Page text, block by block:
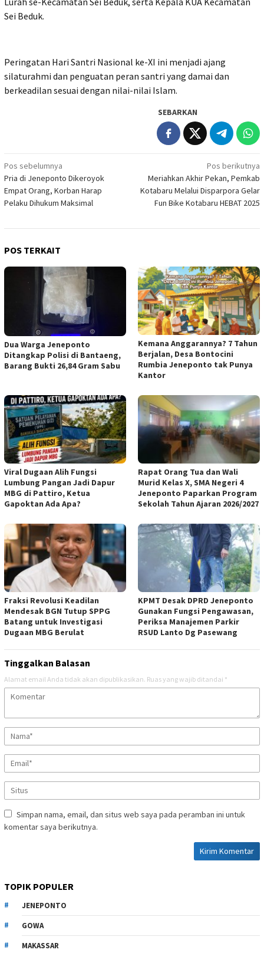
Sei Beduk.
Peringatan Hari Santri Nasional ke-XI ini menjadi ajang
silaturahmi dan penguatan peran santri yang damai dan
berkeadilan sesuai dengan nilai-nilai Islam.
SEBARKAN
Navigasi
pos
Pos sebelumnya
Pria di Jeneponto Dikeroyok
Empat Orang, Korban Harap
Pelaku Dihukum Maksimal
Pos berikutnya
Meriahkan Akhir Pekan, Pemkab
Kotabaru Melalui Disparpora Gelar
Fun Bike Kotabaru HEBAT 2025
POS TERKAIT
Dua Warga Jeneponto
Ditangkap Polisi di Bantaeng,
Barang Bukti 26,84 Gram Sabu
Kemana Anggarannya? 7 Tahun
Berjalan, Desa Bontocini
Rumbia Jeneponto tak Punya
Kantor
Viral Dugaan Alih Fungsi
Lumbung Pangan Jadi Dapur
MBG di Pattiro, Ketua
Gapoktan Ada Apa?
Rapat Orang Tua dan Wali
Murid Kelas X, SMA Negeri 4
Jeneponto Paparkan Program
Sekolah Tahun Ajaran 2026/2027
Fraksi Revolusi Keadilan
Mendesak BGN Tutup SPPG
Batang untuk Investigasi
Dugaan MBG Berulat
KPMT Desak DPRD Jeneponto
Gunakan Fungsi Pengawasan,
Periksa Manajemen Parkir
RSUD Lanto Dg Pasewang
Tinggalkan Balasan
Alamat email Anda tidak akan dipublikasikan. Ruas yang wajib ditandai *
Simpan nama, email, dan situs web saya pada peramban ini untuk
komentar saya berikutnya.
TOPIK POPULER
JENEPONTO
GOWA
MAKASSAR